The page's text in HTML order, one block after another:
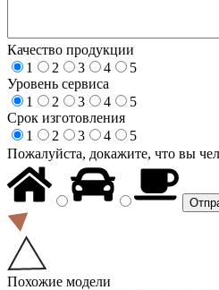
Качество продукции
1
2 3 4
5
Уровень сервиса
1
2 3 4
5
Срок изготовления
1
2 3 4
5
Пожалуйста, докажите, что вы
Похожие модели